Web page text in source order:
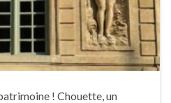
! Chouette, un